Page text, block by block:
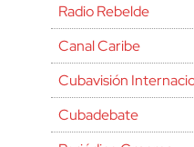
Radio Rebelde
Canal Caribe
Cubavisión
Cubadebate